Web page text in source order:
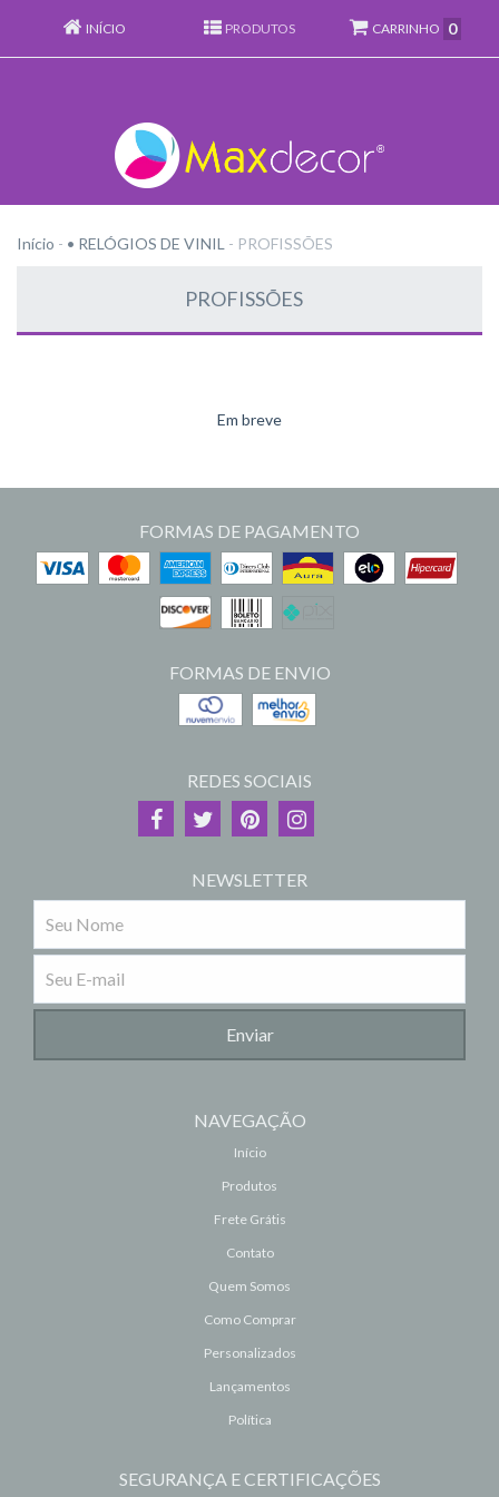
INÍCIO PRODUTOS CARRINHO 0
Início - • RELÓGIOS DE VINIL - PROFISSÕES
PROFISSÕES
Em breve
FORMAS DE PAGAMENTO
FORMAS DE ENVIO
REDES SOCIAIS
NEWSLETTER
NAVEGAÇÃO
Início
Produtos
Frete Grátis
Contato
Quem Somos
Como Comprar
Personalizados
Lançamentos
Política
SEGURANÇA E CERTIFICAÇÕES